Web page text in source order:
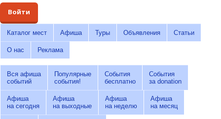
Войти
Каталог мест Афиша Туры Объявления Статьи
О нас Реклама
Вся афиша
событий
Популярные
события!
События
бесплатно
События
за donation
Афиша
на сегодня
Афиша
на выходные
Афиша
на неделю
Афиша
на месяц